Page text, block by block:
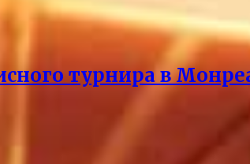
турнира в